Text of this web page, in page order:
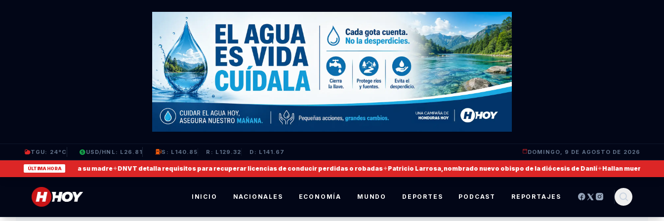
TGU: 24°C USD/HNL: L26.81 S: L140.85 R: L129.32 D: L141.67 DOMINGO, 9 DE AGOSTO DE 2026
ÚLTIMA HORA
en que agrede a su madre✦DNVT detalla requisitos para recuperar licencias de conducir perdidas o robadas✦Patricio Larrosa, nombrado nuevo obispo de la diócesis de Danlí✦Hallan muerto a un
INICIO NACIONALES ECONOMÍA MUNDO DEPORTES PODCAST REPORTAJES